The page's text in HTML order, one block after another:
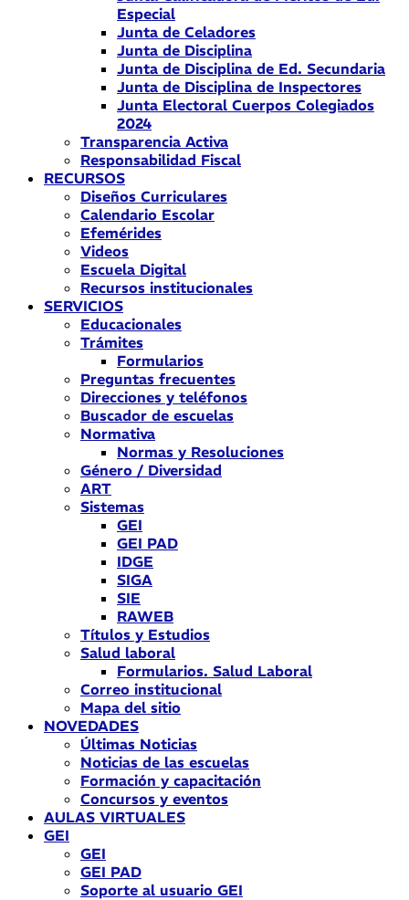
Especial
Junta de Celadores
Junta de Disciplina
Junta de Disciplina de Ed. Secundaria
Junta de Disciplina de Inspectores
Junta Electoral Cuerpos Colegiados
2024
Transparencia Activa
Responsabilidad Fiscal
RECURSOS
Diseños Curriculares
Calendario Escolar
Efemérides
Videos
Escuela Digital
Recursos institucionales
SERVICIOS
Educacionales
Trámites
Formularios
Preguntas frecuentes
Direcciones y teléfonos
Buscador de escuelas
Normativa
Normas y Resoluciones
Género / Diversidad
ART
Sistemas
GEI
GEI PAD
IDGE
SIGA
SIE
RAWEB
Títulos y Estudios
Salud laboral
Formularios. Salud Laboral
Correo institucional
Mapa del sitio
NOVEDADES
Últimas Noticias
Noticias de las escuelas
Formación y capacitación
Concursos y eventos
AULAS VIRTUALES
GEI
GEI
GEI PAD
Soporte al usuario GEI